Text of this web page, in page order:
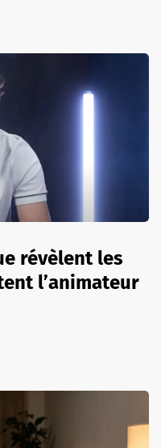
révèlent les
l’animateur